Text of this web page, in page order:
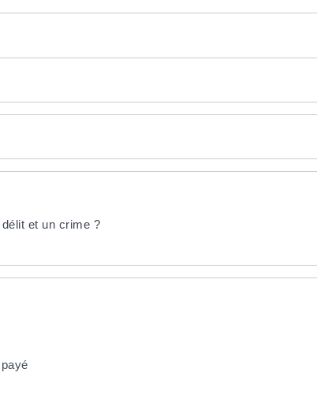
et un crime ?